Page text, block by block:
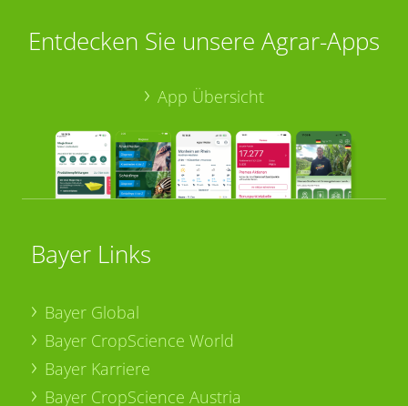
Entdecken Sie unsere Agrar-Apps
App Übersicht
Bayer Links
Bayer Global
Bayer CropScience World
Bayer Karriere
Bayer CropScience Austria